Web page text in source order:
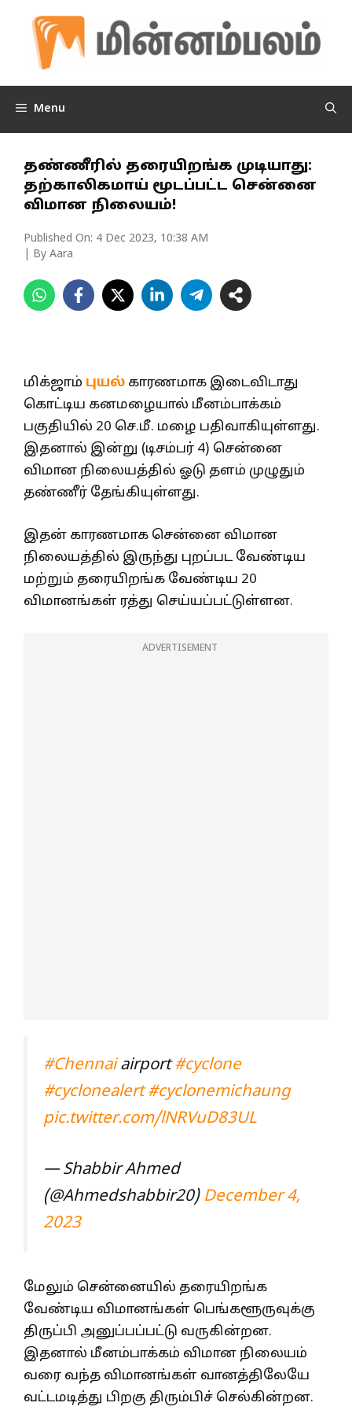
content
Menu
தண்ணீரில் தரையிறங்க முடியாது:
தற்காலிகமாய் மூடப்பட்ட சென்னை
விமான நிலையம்!
Published On: 4 Dec 2023, 10:38 AM
| By Aara
மிக்ஜாம் புயல் காரணமாக இடைவிடாது
கொட்டிய கனமழையால் மீனம்பாக்கம்
பகுதியில் 20 செ.மீ. மழை பதிவாகியுள்ளது.
இதனால் இன்று (டிசம்பர் 4) சென்னை
விமான நிலையத்தில் ஓடு தளம் முழுதும்
தண்ணீர் தேங்கியுள்ளது.
இதன் காரணமாக சென்னை விமான
நிலையத்தில் இருந்து புறப்பட வேண்டிய
மற்றும் தரையிறங்க வேண்டிய 20
விமானங்கள் ரத்து செய்யப்பட்டுள்ளன.
ADVERTISEMENT
#Chennaiairport#cyclone
#cyclonealert #cyclonemichaung
pic.twitter.com/lNRVuD83UL
— Shabbir Ahmed
(@Ahmedshabbir20) December 4,
2023
மேலும் சென்னையில் தரையிறங்க
வேண்டிய விமானங்கள் பெங்களூருவுக்கு
திருப்பி அனுப்பப்பட்டு வருகின்றன.
இதனால் மீனம்பாக்கம் விமான நிலையம்
வரை வந்த விமானங்கள் வானத்திலேயே
வட்டமடித்து பிறகு திரும்பிச் செல்கின்றன.